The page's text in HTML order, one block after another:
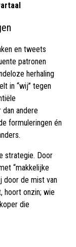
en tweets
patronen
herhaling
in “wij” tegen
andere
formuleringen én
strategie. Door
“makkelijke
door de mist van
hoort onzin; wie
die